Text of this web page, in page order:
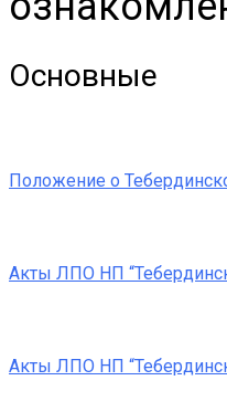
Основные
Положение о
Акты ЛПО НП
Акты ЛПО НП